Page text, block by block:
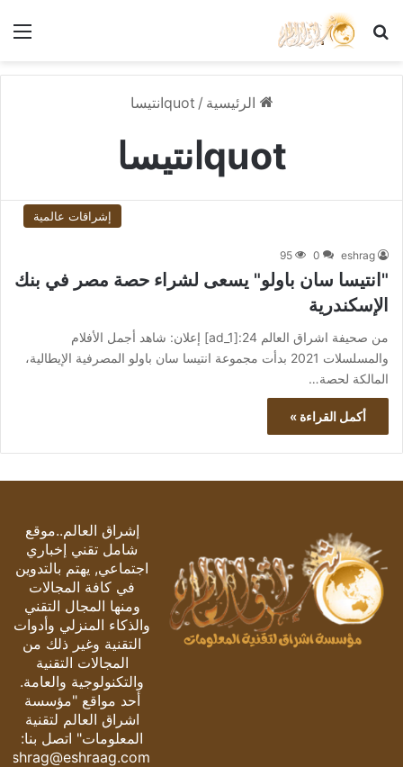
بحث عن
الرئيسية / quotانتيسا
quotانتيسا
إشراقات عالمية
eshrag
0
95
"انتيسا سان باولو" يسعى لشراء حصة مصر في بنك
الإسكندرية
من صحيفة اشراق العالم 24:[ad_1] إعلان: شاهد أجمل الأفلام
والمسلسلات 2021 بدأت مجموعة انتيسا سان باولو المصرفية الإيطالية،
المالكة لحصة…
أكمل القراءة »
إشراق العالم..موقع
شامل تقني إخباري
اجتماعي, يهتم بالتدوين
في كافة المجالات
ومنها المجال التقني
والذكاء المنزلي وأدوات
التقنية وغير ذلك من
المجالات التقنية
والتكنولوجية والعامة.
أحد مواقع "مؤسسة
اشراق العالم لتقنية
المعلومات" اتصل بنا:
eshrag@eshraag.com